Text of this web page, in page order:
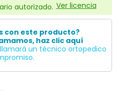
autorizado. Ver licencia
con este producto?
haz clic aquí
un técnico ortopedico